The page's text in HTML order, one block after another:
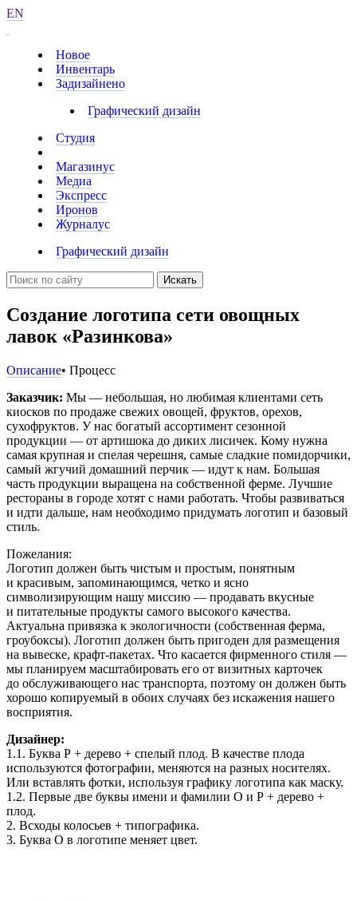
EN
Новое
Инвентарь
Задизайнено
Графический дизайн
Студия
Магазинус
Медиа
Экспресс
Иронов
Журналус
Графический дизайн
Искать
Создание логотипа сети овощных
лавок «Разинкова»
Описание• Процесс
Заказчик: Мы — небольшая, но любимая клиентами сеть
киосков по продаже свежих овощей, фруктов, орехов,
сухофруктов. У нас богатый ассортимент сезонной
продукции — от артишока до диких лисичек. Кому нужна
самая крупная и спелая черешня, самые сладкие помидорчики,
самый жгучий домашний перчик — идут к нам. Большая
часть продукции выращена на собственной ферме. Лучшие
рестораны в городе хотят с нами работать. Чтобы развиваться
и идти дальше, нам необходимо придумать логотип и базовый
стиль.
Пожелания:
Логотип должен быть чистым и простым, понятным
и красивым, запоминающимся, четко и ясно
символизирующим нашу миссию — продавать вкусные
и питательные продукты самого высокого качества.
Актуальна привязка к экологичности (собственная ферма,
гроубоксы). Логотип должен быть пригоден для размещения
на вывеске, крафт-пакетах. Что касается фирменного стиля —
мы планируем масштабировать его от визитных карточек
до обслуживающего нас транспорта, поэтому он должен быть
хорошо копируемый в обоих случаях без искажения нашего
восприятия.
Дизайнер:
1.1. Буква Р + дерево + спелый плод. В качестве плода
используются фотографии, меняются на разных носителях.
Или вставлять фотки, используя графику логотипа как маску.
1.2. Первые две буквы имени и фамилии О и Р + дерево +
плод.
2. Всходы колосьев + типографика.
3. Буква О в логотипе меняет цвет.